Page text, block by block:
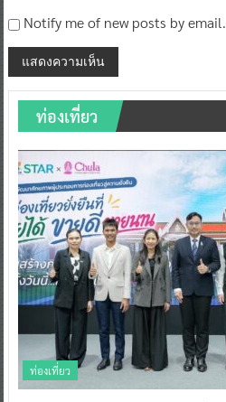
Notify me of new posts by email.
ท่องเที่ยว
ท่องเที่ยว